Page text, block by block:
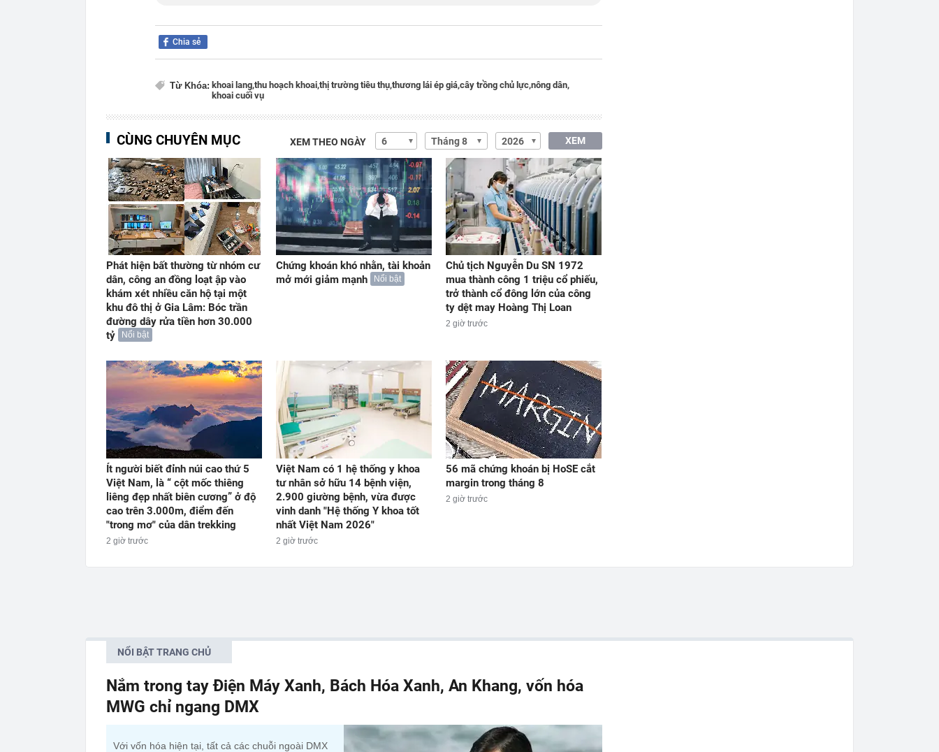
Chia sẻ
Từ Khóa: khoai lang,thu hoạch khoai,thị trường tiêu thụ,thương lái ép giá,cây trồng chủ lực,nông dân,
khoai cuối vụ
CÙNG CHUYÊN MỤC XEM THEO NGÀY XEM
Phát hiện bất thường từ nhóm cư
dân, công an đồng loạt ập vào
khám xét nhiều căn hộ tại một
khu đô thị ở Gia Lâm: Bóc trần
đường dây rửa tiền hơn 30.000
tỷ
Nổi bật
Chứng khoán khó nhằn, tài khoản
mở mới giảm mạnh
Nổi bật
Chủ tịch Nguyễn Du SN 1972
mua thành công 1 triệu cổ phiếu,
trở thành cổ đông lớn của công
ty dệt may Hoàng Thị Loan
2 giờ trước
Ít người biết đỉnh núi cao thứ 5
Việt Nam, là “ cột mốc thiêng
liêng đẹp nhất biên cương” ở độ
cao trên 3.000m, điểm đến
"trong mơ" của dân trekking
2 giờ trước
Việt Nam có 1 hệ thống y khoa
tư nhân sở hữu 14 bệnh viện,
2.900 giường bệnh, vừa được
vinh danh "Hệ thống Y khoa tốt
nhất Việt Nam 2026"
2 giờ trước
56 mã chứng khoán bị HoSE cắt
margin trong tháng 8
2 giờ trước
NỔI BẬT TRANG CHỦ
Nắm trong tay Điện Máy Xanh, Bách Hóa Xanh, An Khang, vốn hóa
MWG chỉ ngang DMX
Với vốn hóa hiện tại, tất cả các chuỗi ngoài DMX